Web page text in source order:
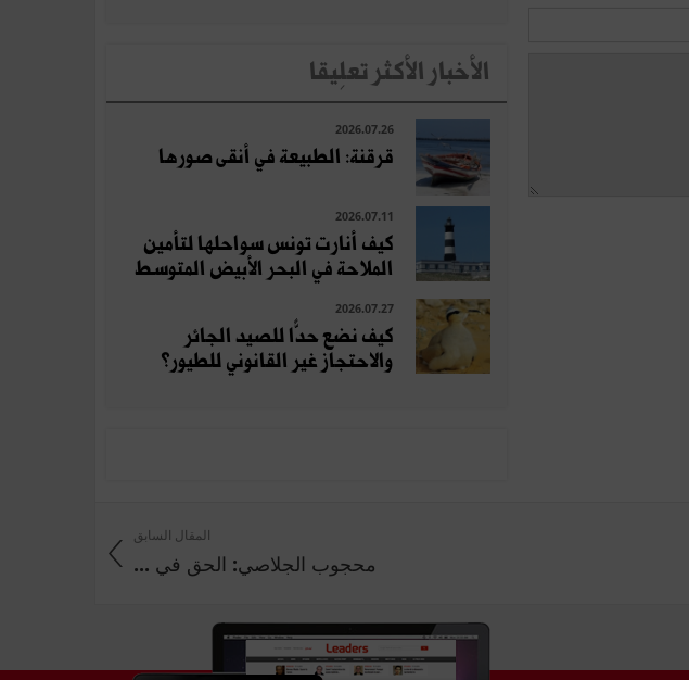
الأخبار الأكثر تعلِيقا
2026.07.26
قرقنة: الطبيعة في أنقى صورها
2026.07.11
كيف أنارت تونس سواحلها لتأمين
الملاحة في البحر الأبيض المتوسط
2026.07.27
كيف نضع حدًّا للصيد الجائر
والاحتجاز غير القانوني للطيور؟
المقال السابق
محجوب الجلاصي: الحق في ...